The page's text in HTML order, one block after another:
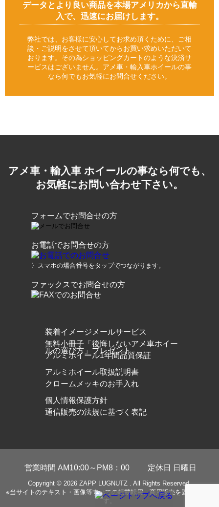
データとより良い商品を本場アメリカから直輸
入で、迅速にお届けします。
弊社では、お客様に安心してお求め頂くために、ご相
談・ご説明をさせて頂いてからお買い求めいただいて
おります。その為ショッピングカートのような決済サ
ービスはございません。アメ車・輸入車ホイールの事
なら何でもお気軽にお問合せください。
アメ車・輸入車 ホイールの事なら何でも、
お気軽にお問い合わせ下さい。
フォームでお問合せの方
お電話でお問合せの方
〉スマホの場合番号をタップでつながります。
ファックスでお問合せの方
装着イメージメールサービス
無料小冊子「後悔しないアメ車ホイー
ルの選び方」プレゼント
アルミホイール1年間品質保証
アルミホイール取扱説明書
クロームメッキのお手入れ
個人情報保護方針
通信販売の法規に基づく表記
営業時間 AM10:00～PM8：00 定休日 日曜日
Copyright © 2026 ZAPP LUGNUTZ . All Rights Reserved.
※当サイトのテキスト・画像等すべての転載転用、商用販売を固く禁じま
す。